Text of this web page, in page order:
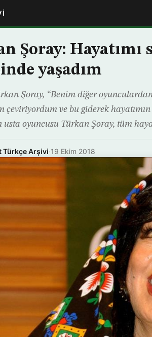
Şoray:
yaşadım
Şoray, “Benim diğer
çeviriyordum ve bu giderek
usta oyuncusu Türkan Şoray, tüm
Türkçe Arşivi·19 Ekim 2018